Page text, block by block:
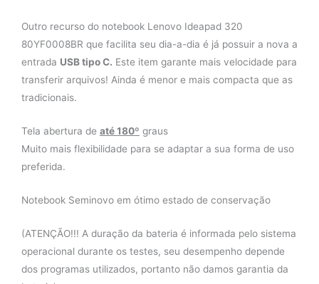
Outro recurso do notebook Lenovo Ideapad 320
80YF0008BR que facilita seu dia-a-dia é já possuir a nova a
entrada USB tipo C. Este item garante mais velocidade para
transferir arquivos! Ainda é menor e mais compacta que as
tradicionais.
Tela abertura de até 180º graus
Muito mais flexibilidade para se adaptar a sua forma de uso
preferida.
Notebook Seminovo em ótimo estado de conservação
(ATENÇÃO!!! A duração da bateria é informada pelo sistema
operacional durante os testes, seu desempenho depende
dos programas utilizados, portanto não damos garantia da